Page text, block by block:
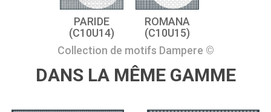
PARIDE
(C10U14)
ROMANA
(C10U15)
Collection de motifs Dampere ©
DANS LA MÊME GAMME